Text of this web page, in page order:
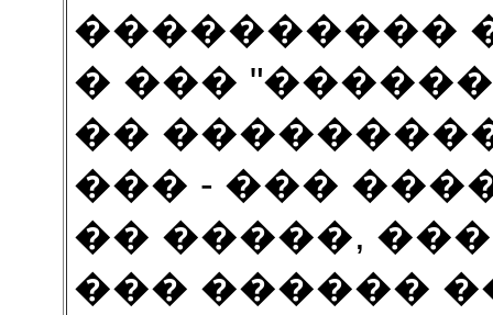
����������
� ���
��
��� - ���
�� �����,
��� ������